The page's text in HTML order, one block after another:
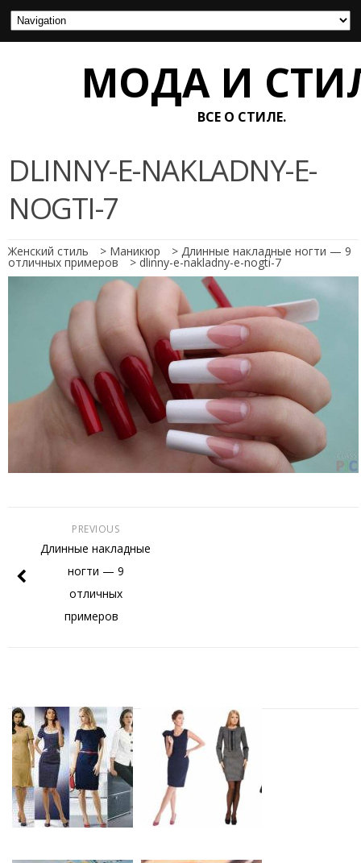
МОДА И
ВСЕ О СТИЛЕ.
DLINNY-E-NAKLADNY-E-
NOGTI-7
Женский стиль > Маникюр > Длинные накладные ногти — 9
отличных примеров > dlinny-e-nakladny-e-nogti-7
PREVIOUS
Длинные накладные
ногти — 9
отличных
примеров